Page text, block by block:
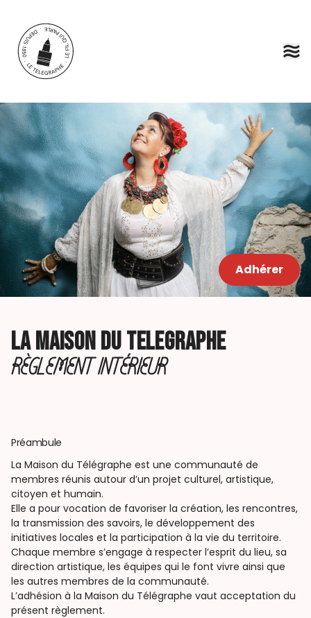
Adhérer
LA MAISON DU TELEGRAPHE
RÈGLEMENT INTÉRIEUR
Préambule
La Maison du Télégraphe est une communauté de
membres réunis autour d’un projet culturel, artistique,
citoyen et humain.
Elle a pour vocation de favoriser la création, les rencontres,
la transmission des savoirs, le développement des
initiatives locales et la participation à la vie du territoire.
Chaque membre s’engage à respecter l’esprit du lieu, sa
direction artistique, les équipes qui le font vivre ainsi que
les autres membres de la communauté.
L’adhésion à la Maison du Télégraphe vaut acceptation du
présent règlement.